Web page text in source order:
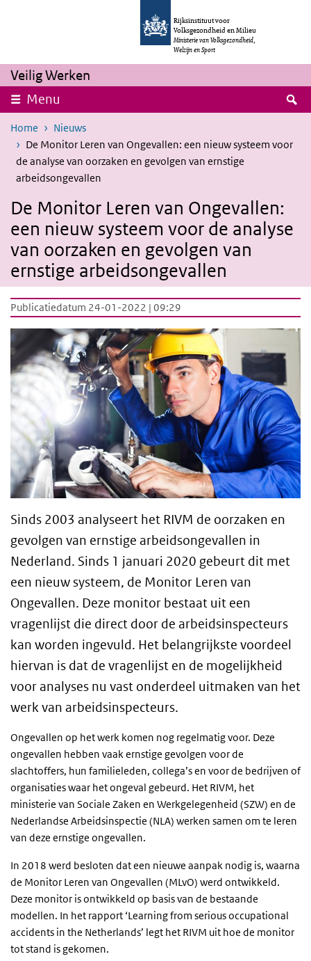
Overslaan en naar de inhoud gaan
Rijksinstituut voor
Volksgezondheid en Milieu
Ministerie van Volksgezondheid,
Welzijn en Sport
Veilig Werken
Menu
Home
Nieuws
De Monitor Leren van Ongevallen: een nieuw systeem voor
de analyse van oorzaken en gevolgen van ernstige
arbeidsongevallen
De Monitor Leren van Ongevallen:
een nieuw systeem voor de analyse
van oorzaken en gevolgen van
ernstige arbeidsongevallen
Publicatiedatum 24-01-2022 | 09:29
Sinds 2003 analyseert het RIVM de oorzaken en
gevolgen van ernstige arbeidsongevallen in
Nederland. Sinds 1 januari 2020 gebeurt dit met
een nieuw systeem, de Monitor Leren van
Ongevallen. Deze monitor bestaat uit een
vragenlijst die direct door de arbeidsinspecteurs
kan worden ingevuld. Het belangrijkste voordeel
hiervan is dat de vragenlijst en de mogelijkheid
voor analyses nu vast onderdeel uitmaken van het
werk van arbeidsinspecteurs.
Ongevallen op het werk komen nog regelmatig voor. Deze
ongevallen hebben vaak ernstige gevolgen voor de
slachtoffers, hun familieleden, collega’s en voor de bedrijven of
organisaties waar het ongeval gebeurd. Het RIVM, het
ministerie van Sociale Zaken en Werkgelegenheid (SZW) en de
Nederlandse Arbeidsinspectie (NLA) werken samen om te leren
van deze ernstige ongevallen.
In 2018 werd besloten dat een nieuwe aanpak nodig is, waarna
de Monitor Leren van Ongevallen (MLvO) werd ontwikkeld.
Deze monitor is ontwikkeld op basis van de bestaande
modellen. In het rapport ‘Learning from serious occupational
accidents in the Netherlands’ legt het RIVM uit hoe de monitor
tot stand is gekomen.